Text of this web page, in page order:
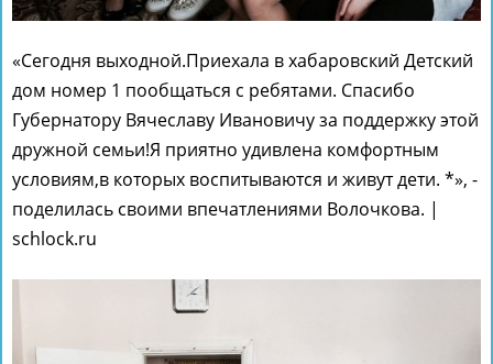
«Сегодня выходной.Приехала в хабаровский Детский
дом номер 1 пообщаться с ребятами. Спасибо
Губернатору Вячеславу Ивановичу за поддержку этой
дружной семьи!Я приятно удивлена комфортным
условиям,в которых воспитываются и живут дети. *», -
поделилась своими впечатлениями Волочкова. |
schlock.ru